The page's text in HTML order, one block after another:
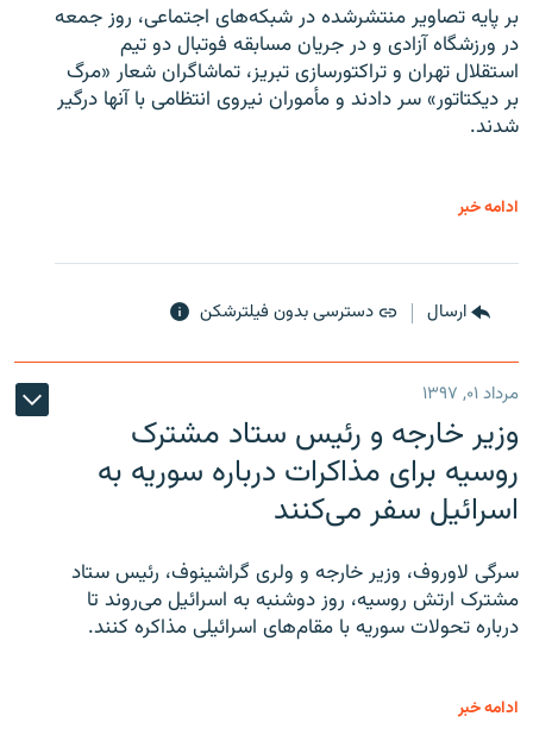
بر پایه تصاویر منتشرشده در شبکه‌های اجتماعی، روز جمعه
در ورزشگاه آزادی و در جریان مسابقه فوتبال دو تیم
استقلال تهران و تراکتورسازی تبریز، تماشاگران شعار «مرگ
بر دیکتاتور» سر دادند و مأموران نیروی انتظامی با آنها درگیر
شدند.
ادامه خبر
ارسال دسترسی بدون فیلترشکن
مرداد ۰۱, ۱۳۹۷
وزیر خارجه و رئیس‌ ستاد مشترک
روسیه برای مذاکرات درباره سوریه به
اسرائیل سفر می‌کنند
سرگی لاوروف، وزیر خارجه و ولری گراشینوف، رئیس ستاد
مشترک ارتش روسیه، روز دوشنبه به اسرائیل می‌روند تا
درباره تحولات سوریه با مقام‌های اسرائیلی مذاکره کنند.
ادامه خبر